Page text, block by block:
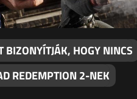
HOGY NINCS
REDEMPTION 2-NEK